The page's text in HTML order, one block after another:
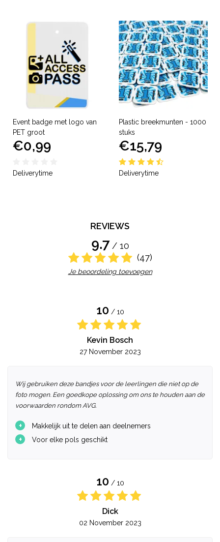
Event badge met logo van
PET groot
€0,99
Deliverytime
Plastic breekmunten - 1000
stuks
€15,79
Deliverytime
REVIEWS
9.7 / 10
(47)
Je beoordeling toevoegen
10 / 10
Kevin Bosch
27 November 2023
Wij gebruiken deze bandjes voor de leerlingen die niet op de
foto mogen. Een goedkope oplossing om ons te houden aan de
voorwaarden rondom AVG.
+ Makkelijk uit te delen aan deelnemers
+ Voor elke pols geschikt
10 / 10
Dick
02 November 2023